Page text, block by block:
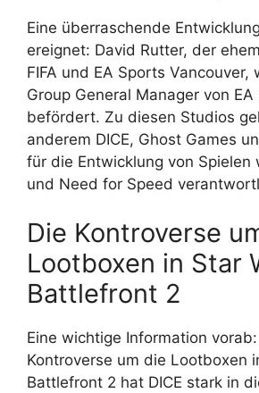
Eine überraschende
ereignet: David Rutter, der
FIFA und EA Sports Vancouver,
Group General Manager von
befördert. Zu diesen Studios
anderem DICE, Ghost Games
für die Entwicklung von Spielen
und Need for Speed
Die Kontroverse
Lootboxen in Star
Battlefront 2
Eine wichtige Information vorab:
Kontroverse um die Lootboxen
Battlefront 2 hat DICE stark in